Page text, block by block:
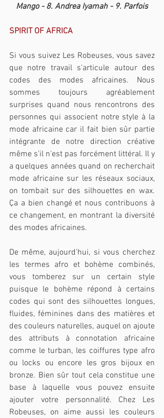
Mango - 8. Andrea Iyamah - 9. Parfois
SPIRIT OF AFRICA
Si vous suivez Les Robeuses, vous savez
que notre travail s'articule autour des
codes des modes africaines. Nous
sommes toujours agréablement
surprises quand nous rencontrons des
personnes qui associent notre style à la
mode africaine car il fait bien sûr partie
intégrante de notre direction créative
même s'il n'est pas forcément littéral. Il y
a quelques années quand on recherchait
mode africaine sur les réseaux sociaux,
on tombait sur des silhouettes en wax.
Ça a bien changé et nous contribuons à
ce changement, en montrant la diversité
des modes africaines.
De même, aujourd'hui, si vous cherchez
les termes afro et bohème combinés,
vous tomberez sur un certain style
puisque le bohème répond à certains
codes qui sont des silhouettes longues,
fluides, féminines dans des matières et
des couleurs naturelles, auquel on ajoute
des attributs à connotation africaine
comme le turban, les coiffures type afro
ou locks ou encore les gros bijoux en
bronze. Bien sûr tout cela constitue une
base à laquelle vous pouvez ensuite
ajouter votre personnalité. Chez Les
Robeuses, on aime aussi les couleurs